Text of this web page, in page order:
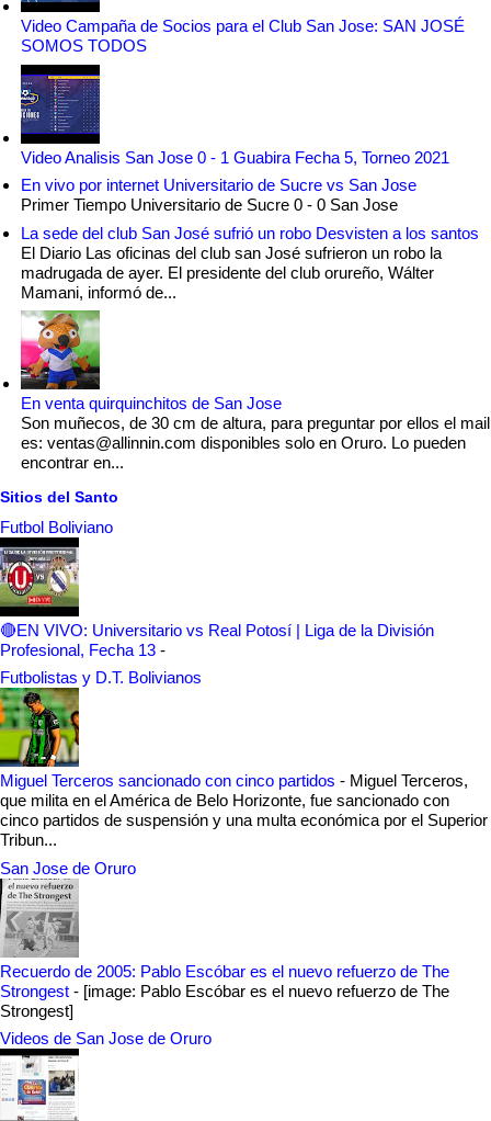
Video Campaña de Socios para el Club San Jose: SAN JOSÉ
SOMOS TODOS
Video Analisis San Jose 0 - 1 Guabira Fecha 5, Torneo 2021
En vivo por internet Universitario de Sucre vs San Jose
Primer Tiempo Universitario de Sucre 0 - 0 San Jose
La sede del club San José sufrió un robo Desvisten a los santos
El Diario Las oficinas del club san José sufrieron un robo la
madrugada de ayer. El presidente del club orureño, Wálter
Mamani, informó de...
En venta quirquinchitos de San Jose
Son muñecos, de 30 cm de altura, para preguntar por ellos el mail
es: ventas@allinnin.com disponibles solo en Oruro. Lo pueden
encontrar en...
Sitios del Santo
Futbol Boliviano
🔴EN VIVO: Universitario vs Real Potosí | Liga de la División
Profesional, Fecha 13 -
Futbolistas y D.T. Bolivianos
Miguel Terceros sancionado con cinco partidos - Miguel Terceros,
que milita en el América de Belo Horizonte, fue sancionado con
cinco partidos de suspensión y una multa económica por el Superior
Tribun...
San Jose de Oruro
Recuerdo de 2005: Pablo Escóbar es el nuevo refuerzo de The
Strongest - [image: Pablo Escóbar es el nuevo refuerzo de The
Strongest]
Videos de San Jose de Oruro